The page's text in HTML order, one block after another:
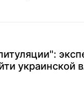
украинской